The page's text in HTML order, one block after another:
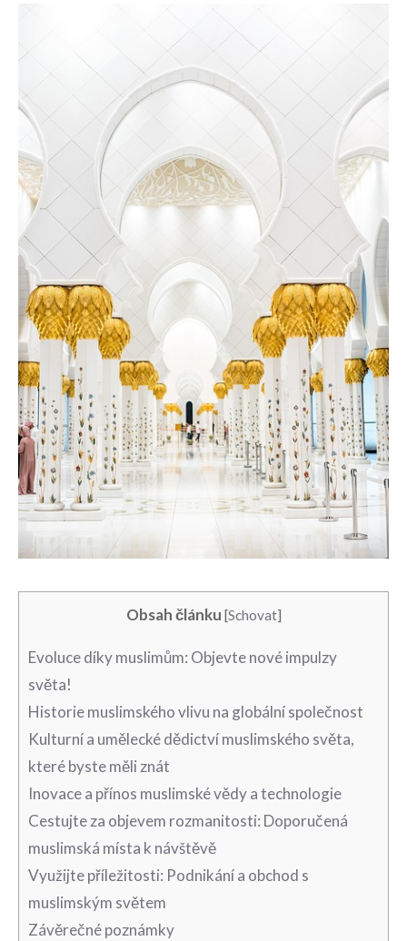
Obsah článku [Schovat]
Evoluce díky muslimům: Objevte ⁣nové ⁢impulzy​
světa!
Historie muslimského vlivu na ⁣globální společnost
Kulturní a umělecké dědictví muslimského světa,
které byste měli znát
Inovace a přínos muslimské vědy a technologie
Cestujte za objevem rozmanitosti: Doporučená
muslimská místa k návštěvě
Využijte příležitosti: Podnikání a obchod s⁤
muslimským ⁢světem
Závěrečné poznámky